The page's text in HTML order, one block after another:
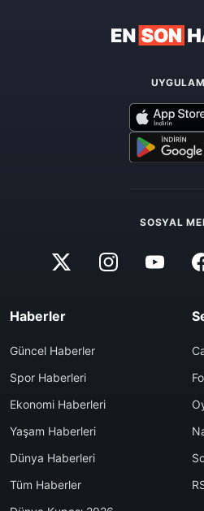
SOSYAL
Haberler
Güncel Haberler
Spor Haberleri
Ekonomi Haberleri
Yaşam Haberleri
Dünya Haberleri
Tüm Haberler